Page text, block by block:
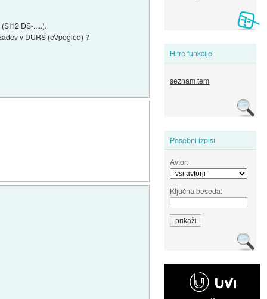
Hitre funkcije
seznam tem
Posebni izpisi
Avtor:
Ključna beseda:
DS-.....).
v DURS (eVpogled) ?